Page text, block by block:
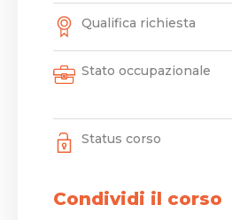
Qualifica richiesta
Stato occupazionale
Status corso
Condividi il corso